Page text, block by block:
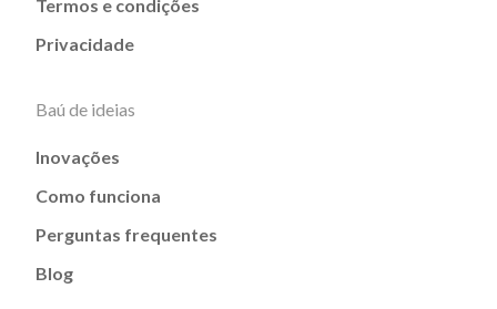
Termos e condições
Privacidade
Baú de ideias
Inovações
Como funciona
Perguntas frequentes
Blog